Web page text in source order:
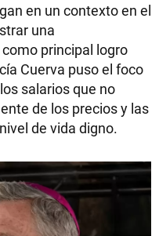
en un contexto en el
una
principal logro
Cuerva puso el foco
salarios que no
de los precios y las
de vida digno.